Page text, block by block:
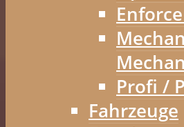
Profi /
Fahrzeuge